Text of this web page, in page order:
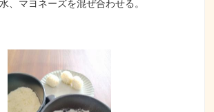
、マヨネーズを混ぜ合わせる。